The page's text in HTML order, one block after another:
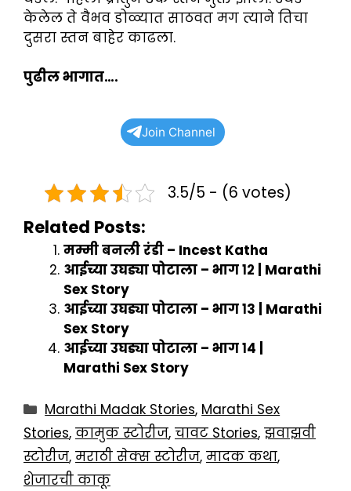
केलेल ते वैभव डोळ्यात साठवत मग त्याने तिचा
दुसरा स्तन बाहेर काढला.
पुढील भागात….
Join Channel
3.5/5 - (6 votes)
Related Posts:
मम्मी बनली रंडी – Incest Katha
आईच्या उघड्या पोटाला – भाग १२ | Marathi
Sex Story
आईच्या उघड्या पोटाला – भाग १३ | Marathi
Sex Story
आईच्या उघड्या पोटाला – भाग १४ |
Marathi Sex Story
Categories
Marathi Madak Stories, Marathi Sex
Stories, कामुक स्टोरीज, चावट Stories, झवाझवी
स्टोरीज, मराठी सेक्स स्टोरीज, मादक कथा,
शेजारची काकू